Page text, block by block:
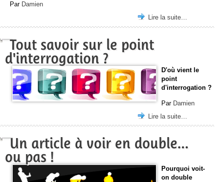
Par Damien
Lire la suite…
Tout savoir sur le point
d'interrogation ?
D'où vient le
point
d'interrogation ?
Par Damien
Lire la suite…
Un article à voir en double…
ou pas !
Pourquoi voit-
on double